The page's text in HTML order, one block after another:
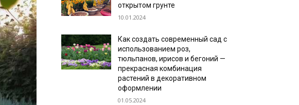
открытом грунте
10.01.2024
Как создать современный сад с
использованием роз,
тюльпанов, ирисов и бегоний —
прекрасная комбинация
растений в декоративном
оформлении
01.05.2024